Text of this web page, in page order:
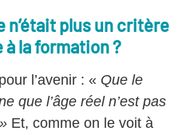
n’était plus un critère
la formation ?
l’avenir : « Que le
que l’âge réel n’est pas
Et, comme on le voit à